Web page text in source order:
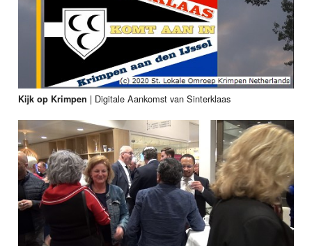
Kijk op Krimpen | Digitale Aankomst van Sinterklaas